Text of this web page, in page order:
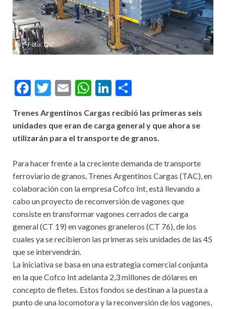
Foto: TAC
Facebook
Twitter
EmailWhatsApp
LinkedIn
Trenes Argentinos Cargas recibió las primeras seis
unidades que eran de carga general y que ahora se
utilizarán para el transporte de granos.
Para hacer frente a la creciente demanda de transporte
ferroviario de granos, Trenes Argentinos Cargas (TAC), en
colaboración con la empresa Cofco Int, está llevando a
cabo un proyecto de reconversión de vagones que
consiste en transformar vagones cerrados de carga
general (CT 19) en vagones graneleros (CT 76), de los
cuales ya se recibieron las primeras seis unidades de las 45
que se intervendrán.
La iniciativa se basa en una estrategia comercial conjunta
en la que Cofco Int adelanta 2,3 millones de dólares en
concepto de fletes. Estos fondos se destinan a la puesta a
punto de una locomotora y la reconversión de los vagones,